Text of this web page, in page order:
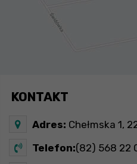
KONTAKT
Adres: Chełmska 1,
Telefon:(82) 568 22